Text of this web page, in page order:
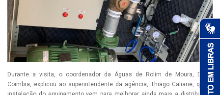
Durante a visita, o coordenador da Águas de Rolim de Moura, David
Coimbra, explicou ao superintendente da agência, Thiago Caliane, que a